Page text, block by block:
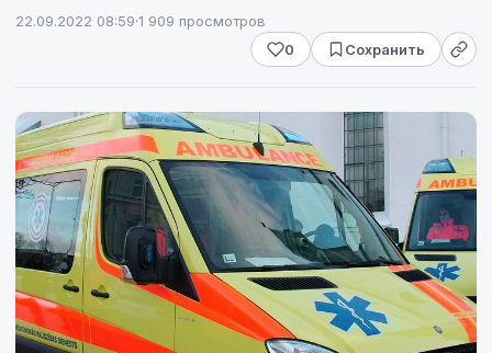
22.09.2022 08:59·1 909 просмотров
0
Сохранить